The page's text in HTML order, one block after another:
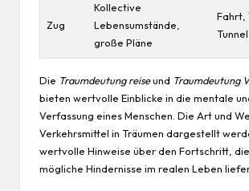
Zug
Kollective
Lebensumstände,
große Pläne
Fahrt,
Die Traumdeutung reiseund Traumdeutung
bieten wertvolle Einblicke in die mentale
Verfassung eines Menschen. Die Art und
Verkehrsmittel in Träumen dargestellt
wertvolle Hinweise über den Fortschritt,
mögliche Hindernisse im realen Leben